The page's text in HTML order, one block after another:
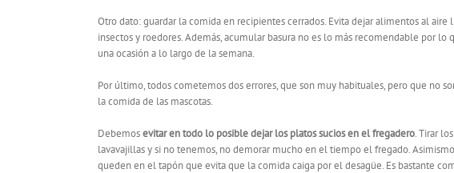
Otro dato: guardar la comida en recipientes cerrados. Evita dejar alimentos al
insectos y roedores. Además, acumular basura no es lo más recomendable por
una ocasión a lo largo de la semana.
Por último, todos cometemos dos errores, que son muy habituales, pero que no
la comida de las mascotas.
Debemosevitar en todo lo posible dejar los platos sucios en el fregadero. Tirar
lavavajillas y si no tenemos, no demorar mucho en el tiempo el fregado.
queden en el tapón que evita que la comida caiga por el desagüe. Es bastante